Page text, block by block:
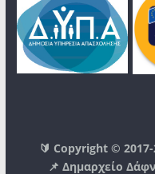
🔰 Copyright ©
📌 Δημαρχείο